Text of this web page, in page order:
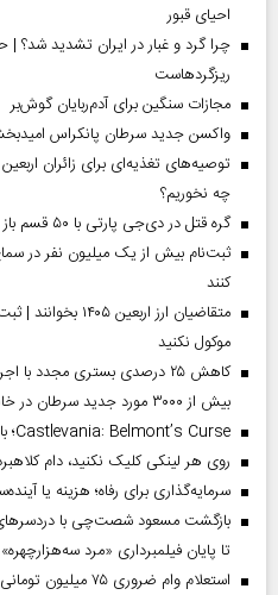
احیای قبور
چرا گرد و غبار در ایران تشدید شد؟ |
ریزگردهاست
مجازات سنگین برای آدم‌ربایان گوش‌بر
واکسن جدید سرطان پانکراس
چه نخوریم؟
گره قتل در دی‌جی پارتی با ۵۰ قسم باز می‌شود
ثبت‌نام بیش از یک میلیون نفر در
کنند
متقاضیان ارز
موکول نکنید
کاهش ۲۵ درصدی بستری مجدد
بیش از ۳۰۰۰ مورد جدید سرطان در خانواده بیماران
Castlevania: Belmont’s Curse؛ بازگشت باشکوه شکارچیان خون‌آشام
روی هر لینکی کلیک نکنید، دام
سرمایه‌گذاری برای رفاه؛ هزینه یا
بازگشت مسعود شصت‌چی با دردسر‌های
تا پایان فیلمبرداری «مرد سه‌هزارچهره»
استعلام وام